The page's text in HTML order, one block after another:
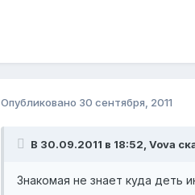
Опубликовано 30 сентября, 2011
В 30.09.2011 в 18:52, Vova
Знакомая не знает куда деть